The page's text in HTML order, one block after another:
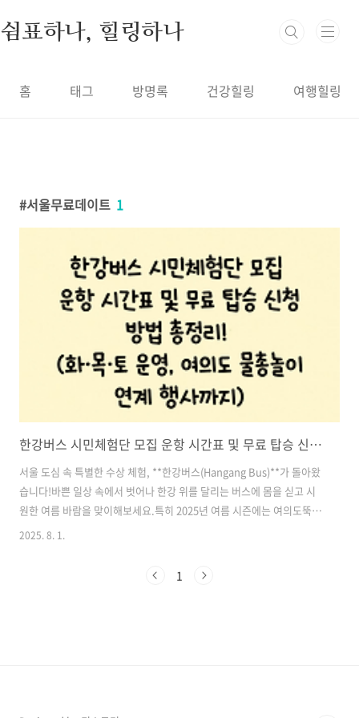
쉼표하나, 힐링하나
홈 태그 방명록 건강힐링 여행힐링
서울무료데이트 1
한강버스 시민체험단 모집 운항 시간표 및 무료 탑승 신청 방법 총정리! (화·목·토 운영, 여의도 물총놀이 연계 행사까지)
서울 도심 속 특별한 수상 체험, **한강버스(Hangang Bus)**가 돌아왔
습니다!바쁜 일상 속에서 벗어나 한강 위를 달리는 버스에 몸을 싣고 시
원한 여름 바람을 맞이해보세요.특히 2025년 여름 시즌에는 여의도뚝섬
~잠실, 마곡~여의도, 잠실~여의도 등 다양한 노선을 운영하며, 전액 무
체험 프로그램입니다.게다가 토요일 오후에는 탑승 후 물빛무대에서 진
2025. 8. 1.
1